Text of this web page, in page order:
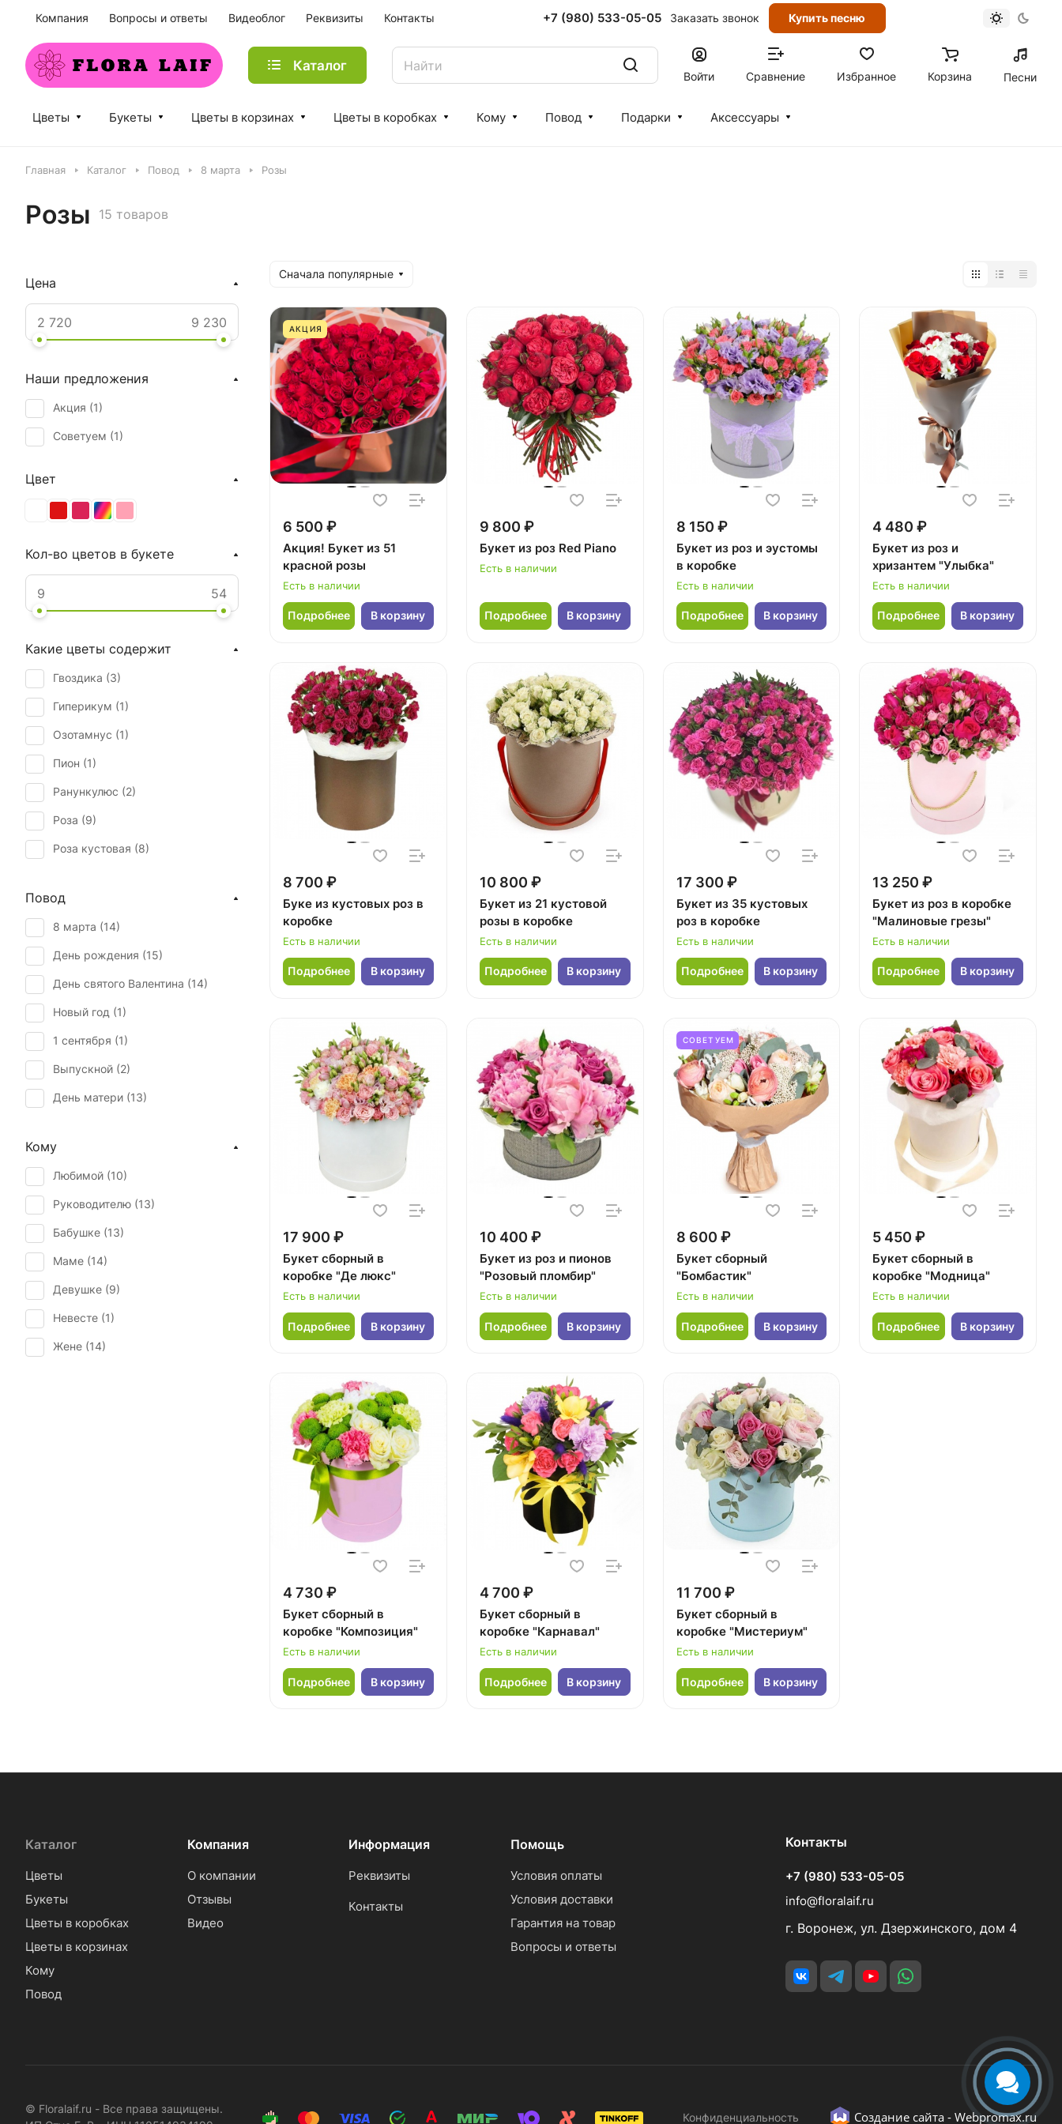
Компания Вопросы и ответы Видеоблог Реквизиты Контакты +7 (980) 533-05-05 Заказать звонок Купить песню
Каталог
Войти Сравнение Избранное Корзина Песни
Цветы Букеты Цветы в корзинах Цветы в коробках Кому Повод Подарки Аксессуары
Главная Каталог Повод 8 марта Розы
Розы 15 товаров
Сначала популярные
АКЦИЯ
6 500 ₽
Акция! Букет из 51
красной розы
Есть в наличии
Подробнее В корзину
9 800 ₽
Букет из роз Red Piano
Есть в наличии
Подробнее В корзину
8 150 ₽
Букет из роз и эустомы
в коробке
Есть в наличии
Подробнее В корзину
4 480 ₽
Букет из роз и
хризантем "Улыбка"
Есть в наличии
Подробнее В корзину
8 700 ₽
Буке из кустовых роз в
коробке
Есть в наличии
Подробнее В корзину
10 800 ₽
Букет из 21 кустовой
розы в коробке
Есть в наличии
Подробнее В корзину
17 300 ₽
Букет из 35 кустовых
роз в коробке
Есть в наличии
Подробнее В корзину
13 250 ₽
Букет из роз в коробке
"Малиновые грезы"
Есть в наличии
Подробнее В корзину
17 900 ₽
Букет сборный в
коробке "Де люкс"
Есть в наличии
Подробнее В корзину
10 400 ₽
Букет из роз и пионов
"Розовый пломбир"
Есть в наличии
Подробнее В корзину
СОВЕТУЕМ
8 600 ₽
Букет сборный
"Бомбастик"
Есть в наличии
Подробнее В корзину
5 450 ₽
Букет сборный в
коробке "Модница"
Есть в наличии
Подробнее В корзину
4 730 ₽
Букет сборный в
коробке "Композиция"
Есть в наличии
Подробнее В корзину
4 700 ₽
Букет сборный в
коробке "Карнавал"
Есть в наличии
Подробнее В корзину
11 700 ₽
Букет сборный в
коробке "Мистериум"
Есть в наличии
Подробнее В корзину
Цена
Наши предложения
Акция (1)
Советуем (1)
Цвет
Кол-во цветов в букете
Какие цветы содержит
Гвоздика (3)
Гиперикум (1)
Озотамнус (1)
Пион (1)
Ранункулюс (2)
Роза (9)
Роза кустовая (8)
Фрезия (
Хризантема (
Эустома (2)
Повод
8 марта (14)
День рождения (15)
День святого Валентина (14)
Новый год (1)
1 сентября (1)
Выпускной (2)
День матери (13)
Первое свидание (
Последний звонок (
Рождение ребенка (
Рождество (1
Свадьба (
Татьянин день (
Юбилей (13
Кому
Любимой (10)
Руководителю (13)
Бабушке (13)
Маме (14)
Девушке (9)
Невесте (1)
Жене (14)
Каталог
Цветы
Букеты
Цветы в коробках
Цветы в корзинах
Кому
Повод
Компания
О компании
Отзывы
Видео
Информация
Реквизиты
Контакты
Помощь
Условия оплаты
Условия доставки
Гарантия на товар
Вопросы и ответы
Контакты
+7 (980) 533-05-05
info@floralaif.ru
г. Воронеж, ул. Дзержинского, дом 4
© Floralaif.ru - Все права защищены.
Конфиденциальность Создание сайта - Webpromax.ru